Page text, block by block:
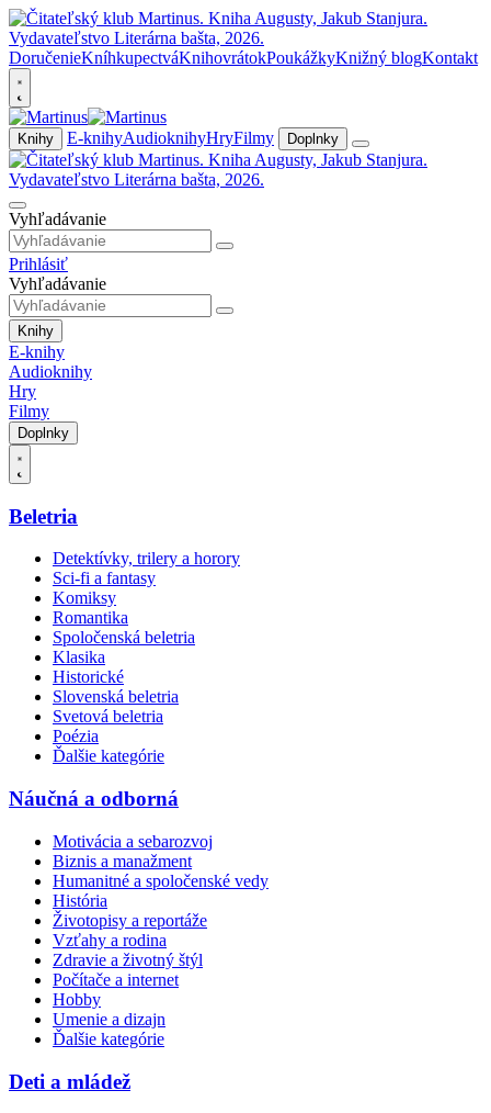
DoručenieKníhkupectváKnihovrátokPoukážkyKnižný blogKontakt
Knihy E-knihyAudioknihyHryFilmy Doplnky
Vyhľadávanie
Prihlásiť
Vyhľadávanie
Knihy
E-knihy
Audioknihy
Hry
Filmy
Doplnky
Beletria
Detektívky, trilery a horory
Sci-fi a fantasy
Komiksy
Romantika
Spoločenská beletria
Klasika
Historické
Slovenská beletria
Svetová beletria
Poézia
Ďalšie kategórie
Náučná a odborná
Motivácia a sebarozvoj
Biznis a manažment
Humanitné a spoločenské vedy
História
Životopisy a reportáže
Vzťahy a rodina
Zdravie a životný štýl
Počítače a internet
Hobby
Umenie a dizajn
Ďalšie kategórie
Deti a mládež